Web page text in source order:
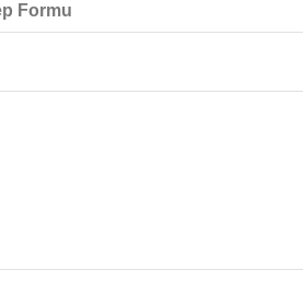
Formu